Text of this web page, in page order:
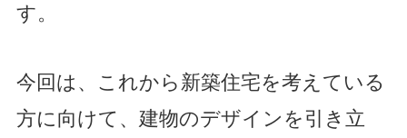
す。
今回は、これから新築住宅を考えている
方に向けて、建物のデザインを引き立